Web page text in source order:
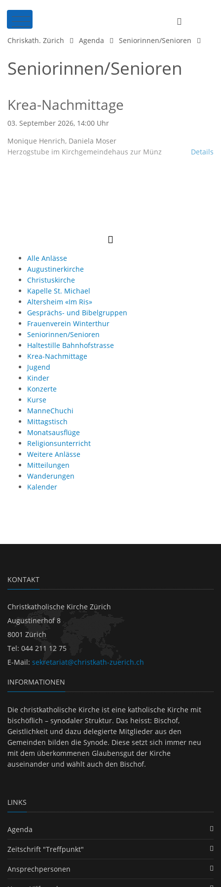
Chriskath. Zürich Agenda Seniorinnen/Senioren
Seniorinnen/Senioren
Krea-Nachmittage
03. September 2026, 14:00 Uhr
Monique Henrich, Daniela Moser
Herzogstube im Kirchgemeindehaus zur Münz
Details
Alle Anlässe
Augustinerkirche
Christuskirche
Kapelle St. Michael
Altersheim «Im Ris»
Gesprächs- und Bibelgruppen
Frauenverein Winterthur
Seniorinnen/Senioren
Haltestille Bahnhofstrasse
Krea-Nachmittage
Jugend
Kinder
Konzerte
Kurse
ManneChuchi
Mittagstisch
Monatsausflüge
Religionsunterricht
Weitere Anlässe
Mitteilungen
Wanderungen
Kalender
KONTAKT
Christkatholische Kirche Zürich
Augustinerhof 8
8001 Zürich
Tel: 044 211 12 75
E-Mail: sekretariat@christkath-zuerich.ch
INFORMATIONEN
Die christkatholische Kirche ist eine katholische Kirche mit
bischöflich – synodaler Struktur. Das heisst: Bischof,
Geistlichkeit und dazu delegierte Mitglieder aus den
Gemeinden bilden die Synode. Diese setzt sich immer neu
mit dem überkommenen Glaubensgut der Kirche
auseinander und wählt auch den Bischof.
LINKS
Agenda
Zeitschrift "Treffpunkt"
Ansprechpersonen